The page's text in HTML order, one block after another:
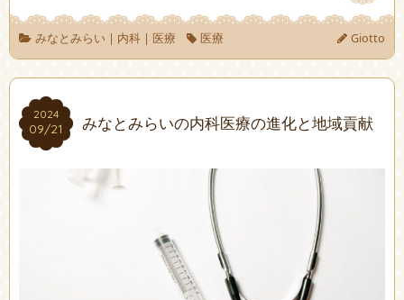
みなとみらい| 内科| 医療 医療 Giotto
2024
09/21
2024
09/21 みなとみらいの内科医療の進化と地域貢献